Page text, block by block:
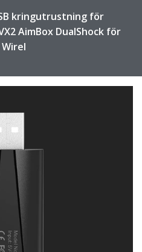
kringutrustning för
AimBox DualShock för